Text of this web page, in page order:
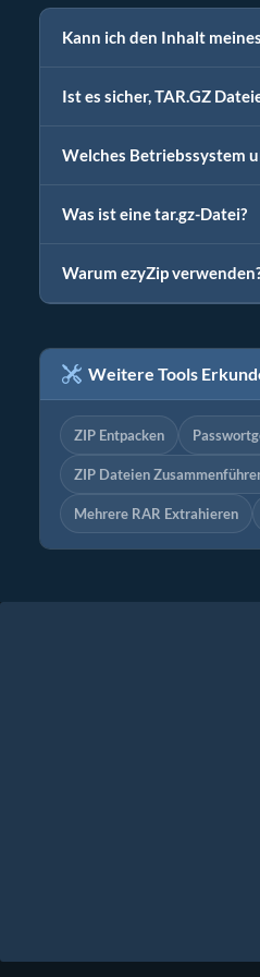
Kann ich den Inhalt
Ist es sicher, TAR.GZ
Welches Betriebssystem
Was ist eine tar.gz-Datei?
Warum ezyZip
Weitere Tools
ZIP Entpacken
ZIP Dateien
Mehrere RAR Extrahieren